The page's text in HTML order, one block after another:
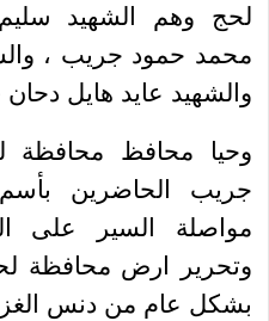
لحج وهم الشهيد
محمد حمود جريب ،
والشهيد عايد هايل
وحيا محافظ محافظة
جريب الحاضرين
مواصلة السير على
وتحرير ارض محافظة
بشكل عام من دنس